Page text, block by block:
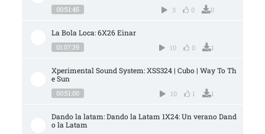
00:51:45 3 0 0
La Bola Loca: 6X26 Einar
01:07:39 10 0 1
Xperimental Sound System: XSS324 | Cubo | Way To Th
e Sun
00:51:00 10 1 1
Dando la latam: Dando la Latam 1X24: Un verano Dand
o la Latam